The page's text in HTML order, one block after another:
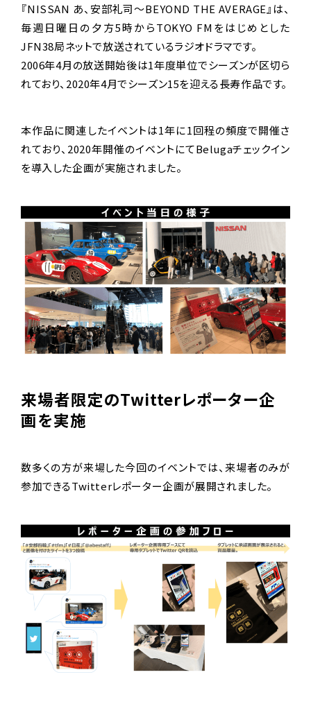
『NISSAN あ、安部礼司～BEYOND THE AVERAGE』は、
毎週日曜日の夕方5時からTOKYO FMをはじめとした
JFN38局ネットで放送されているラジオドラマです。
2006年4月の放送開始後は1年度単位でシーズンが区切ら
れており、2020年4月でシーズン15を迎える長寿作品です。
本作品に関連したイベントは1年に1回程の頻度で開催さ
れており、2020年開催のイベントにてBelugaチェックイン
を導入した企画が実施されました。
来場者限定のTwitterレポーター企
画を実施
数多くの方が来場した今回のイベントでは、来場者のみが
参加できるTwitterレポーター企画が展開されました。